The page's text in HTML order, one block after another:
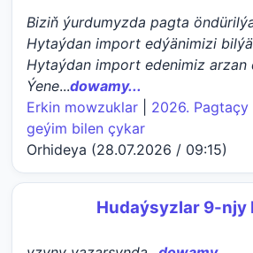
Biziň ýurdumyzda pagta
Hytaýdan import edýänimizi
Hytaýdan import edenimiz arzan
Ýene...dowamy...
Erkin mowzuklar
2026.
geýim bilen çykar
Orhideya (28.07.2026 / 09:15)
Hudaýsyzlar 9-njy